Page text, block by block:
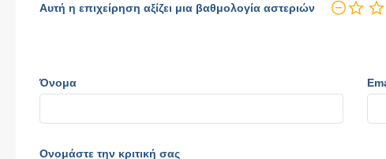
Αυτή η επιχείρηση αξίζει μια βαθμολογία αστεριών
Όνομα
Ονομάστε την κριτική σας